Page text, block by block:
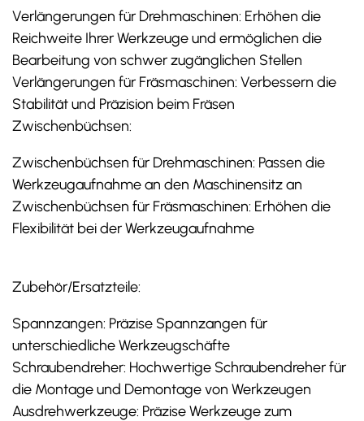
Verlängerungen für Drehmaschinen: Erhöhen die
Reichweite Ihrer Werkzeuge und ermöglichen die
Bearbeitung von schwer zugänglichen Stellen
Verlängerungen für Fräsmaschinen: Verbessern die
Stabilität und Präzision beim Fräsen
Zwischenbüchsen:
Zwischenbüchsen für Drehmaschinen: Passen die
Werkzeugaufnahme an den Maschinensitz an
Zwischenbüchsen für Fräsmaschinen: Erhöhen die
Flexibilität bei der Werkzeugaufnahme
Zubehör/Ersatzteile:
Spannzangen: Präzise Spannzangen für
unterschiedliche Werkzeugschäfte
Schraubendreher: Hochwertige Schraubendreher für
die Montage und Demontage von Werkzeugen
Ausdrehwerkzeuge: Präzise Werkzeuge zum